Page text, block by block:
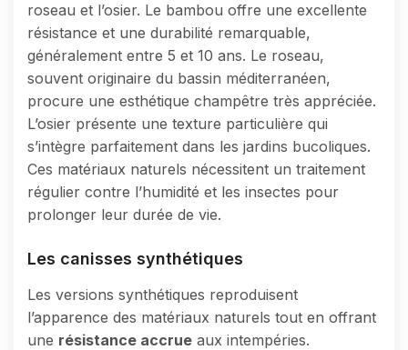
roseau et l’osier. Le bambou offre une excellente
résistance et une durabilité remarquable,
généralement entre 5 et 10 ans. Le roseau,
souvent originaire du bassin méditerranéen,
procure une esthétique champêtre très appréciée.
L’osier présente une texture particulière qui
s’intègre parfaitement dans les jardins bucoliques.
Ces matériaux naturels nécessitent un traitement
régulier contre l’humidité et les insectes pour
prolonger leur durée de vie.
Les canisses synthétiques
Les versions synthétiques reproduisent
l’apparence des matériaux naturels tout en offrant
une résistance accrue aux intempéries.